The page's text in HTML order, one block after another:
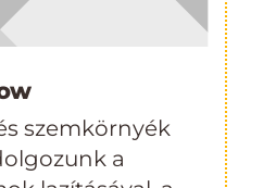
szemkörnyék
a